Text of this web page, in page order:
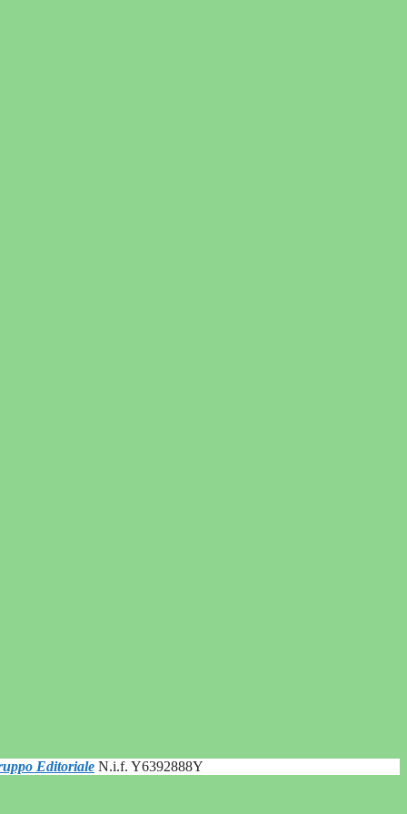
Editoriale N.i.f. Y6392888Y